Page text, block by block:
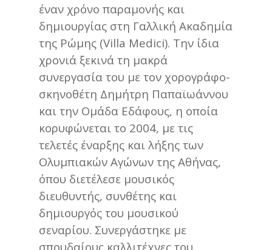
έναν χρόνο παραμονής και
δημιουργίας στη Γαλλική Ακαδημία
της Ρώμης (Villa Medici). Την ίδια
χρονιά ξεκινά τη μακρά
συνεργασία του με τον χορογράφο-
σκηνοθέτη Δημήτρη Παπαϊωάννου
και την Ομάδα Εδάφους, η οποία
κορυφώνεται το 2004, με τις
τελετές έναρξης και λήξης των
Ολυμπιακών Αγώνων της Αθήνας,
όπου διετέλεσε μουσικός
διευθυντής, συνθέτης και
δημιουργός του μουσικού
σεναρίου. Συνεργάστηκε με
σπουδαίους καλλιτέχνες του